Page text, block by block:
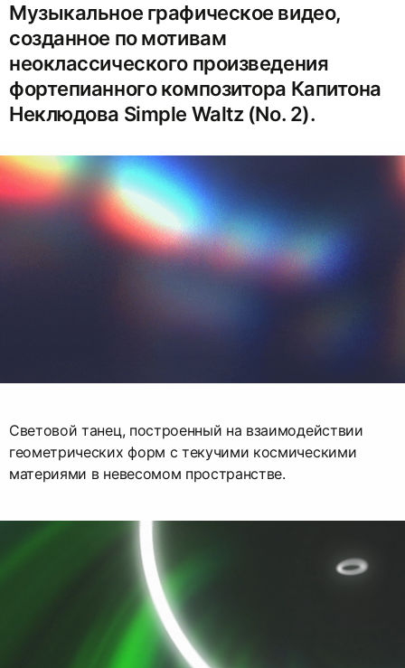
Музыкальное графическое видео,
созданное по мотивам
неоклассического произведения
фортепианного композитора Капитона
Неклюдова Simple Waltz (No. 2).
Световой танец, построенный на взаимодействии
геометрических форм с текучими космическими
материями в невесомом пространстве.